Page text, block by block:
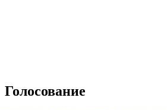
Голосование